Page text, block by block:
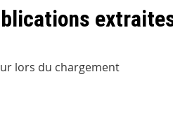
lors du chargement